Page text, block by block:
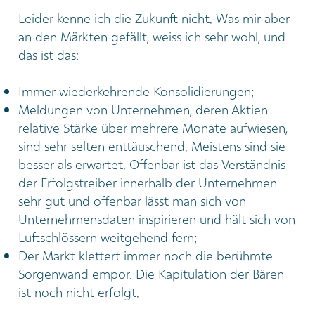
Leider kenne ich die Zukunft nicht. Was mir aber
an den Märkten gefällt, weiss ich sehr wohl, und
das ist das:
Immer wiederkehrende Konsolidierungen;
Meldungen von Unternehmen, deren Aktien
relative Stärke über mehrere Monate aufwiesen,
sind sehr selten enttäuschend. Meistens sind sie
besser als erwartet. Offenbar ist das Verständnis
der Erfolgstreiber innerhalb der Unternehmen
sehr gut und offenbar lässt man sich von
Unternehmensdaten inspirieren und hält sich von
Luftschlössern weitgehend fern;
Der Markt klettert immer noch die berühmte
Sorgenwand empor. Die Kapitulation der Bären
ist noch nicht erfolgt.